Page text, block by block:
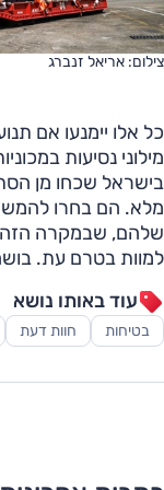
צילום: אריאל זנברג
כל אלו יימנעו אם
מילוני נסיעות
בישראל שכחו מן
מלא. הם בחרו
שלהם, שבמקרה הזה
למוות בטרם עת.
עוד באותו נושא
בטיחות חוות דעת